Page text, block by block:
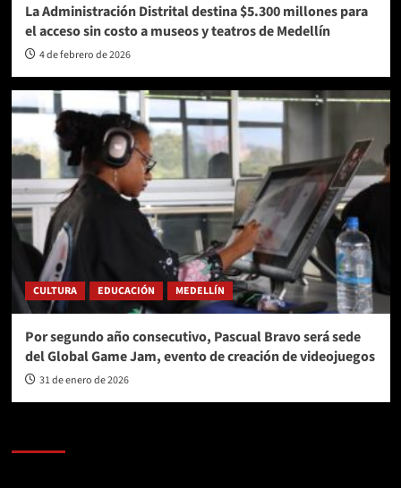
La Administración Distrital destina $5.300 millones para
el acceso sin costo a museos y teatros de Medellín
4 de febrero de 2026
CULTURA EDUCACIÓN MEDELLÍN
Por segundo año consecutivo, Pascual Bravo será sede
del Global Game Jam, evento de creación de videojuegos
31 de enero de 2026